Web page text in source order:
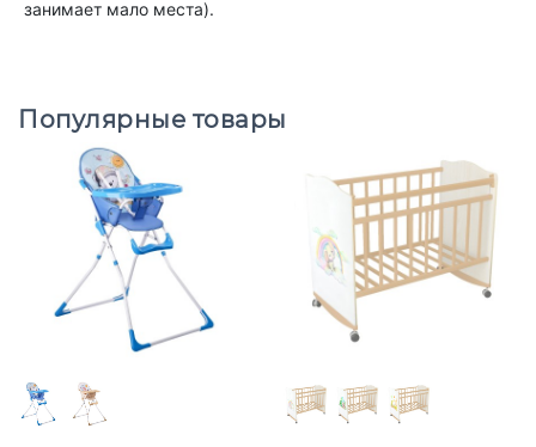
занимает мало места).
Популярные товары